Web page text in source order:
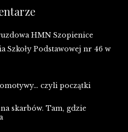
HMN Szopienice
Szkoły Podstawowej nr 46 w
czyli początki
skarbów. Tam, gdzie